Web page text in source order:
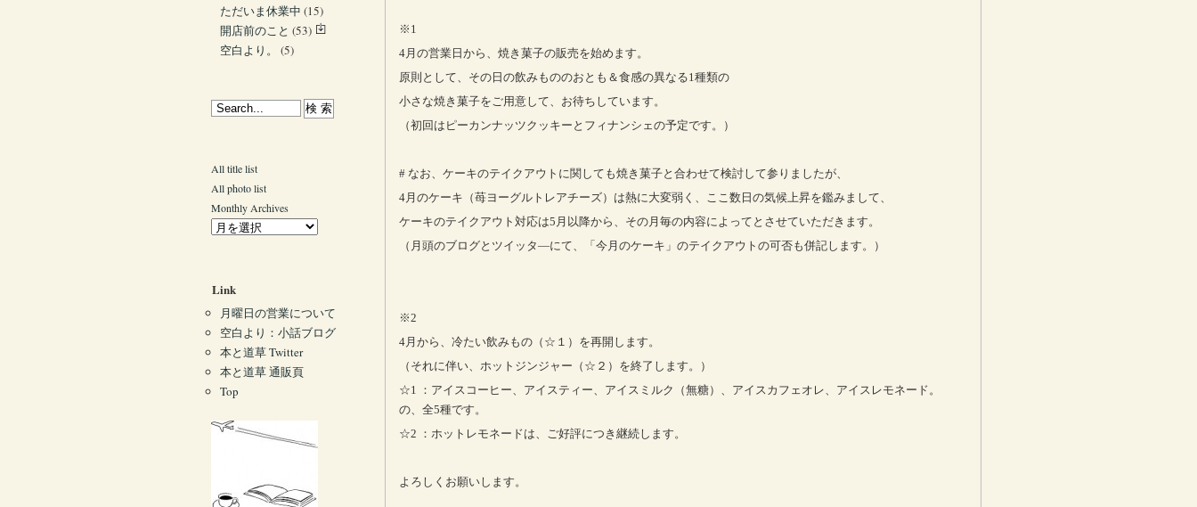
※1
4月の営業日から、焼き菓子の販売を始めます。
原則として、その日の飲みもののおとも＆食感の異なる1種類の
小さな焼き菓子をご用意して、お待ちしています。
（初回はピーカンナッツクッキーとフィナンシェの予定です。）
# なお、ケーキのテイクアウトに関しても焼き菓子と合わせて検討して参りましたが、
4月のケーキ（苺ヨーグルトレアチーズ）は熱に大変弱く、ここ数日の気候上昇を鑑みまして、
ケーキのテイクアウト対応は5月以降から、その月毎の内容によってとさせていただきます。
（月頭のブログとツイッタ―にて、「今月のケーキ」のテイクアウトの可否も併記します。）
※2
4月から、冷たい飲みもの（☆１）を再開します。
（それに伴い、ホットジンジャー（☆２）を終了します。）
☆1 ：アイスコーヒー、アイスティー、アイスミルク（無糖）、アイスカフェオレ、アイスレモネード。
の、全5種です。
☆2 ：ホットレモネードは、ご好評につき継続します。
よろしくお願いします。
ただいま休業中 (15)
開店前のこと (53)
空白より。
(5)
All title list
All photo list
Monthly Archives
Link
月曜日の営業について
空白より：小話ブログ
本と道草 Twitter
本と道草 通販頁
Top